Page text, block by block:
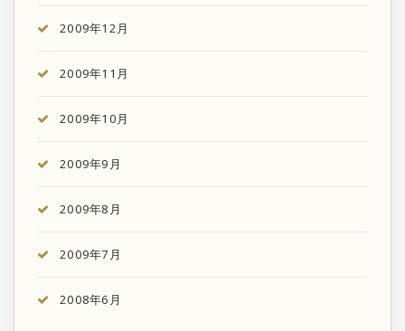
2009年12月
2009年11月
2009年10月
2009年9月
2009年8月
2009年7月
2008年6月